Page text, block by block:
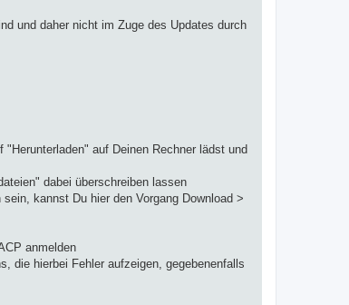
und daher nicht im Zuge des Updates durch
auf Deinen Rechner lädst und
dabei überschreiben lassen
kannst Du hier den Vorgang Download >
anmelden
die hierbei Fehler aufzeigen, gegebenenfalls